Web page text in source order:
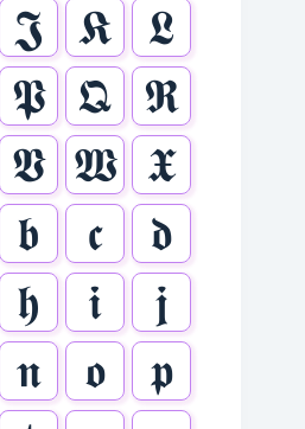
𝕵 𝕶
𝕷
𝕻 𝕼
𝕽
𝖁 𝖂 𝖃
𝖇 𝖈
𝖉
𝖍 𝖎
𝖏
𝖓 𝖔
𝖕